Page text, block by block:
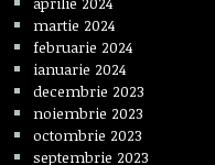
martie 2024
februarie 2024
ianuarie 2024
decembrie 2023
noiembrie 2023
octombrie 2023
septembrie 2023